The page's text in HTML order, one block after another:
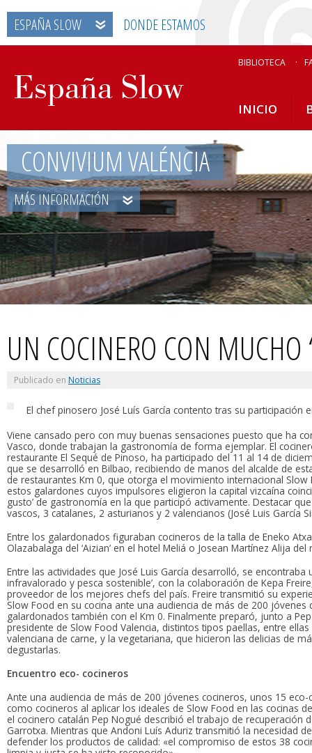
ESPAÑA SLOW DONDE ESTAMOS
BIBLIOTECA
INICIO
CONVIVIUM VALÉNCIA
MÁS INFORMACIÓN
UN COCINERO CON MUCHO
Publicado en Noticias
El chef pinosero José Luís García contento tras su participación
Viene cansado pero con muy buenas sensaciones puesto que ha
Vasco, donde trabajan la gastronomía de forma ejemplar. El
restaurante El Sequé de Pinoso, ha participado del 11 al 14 de
que se desarrolló en Bilbao, recibiendo de manos del alcalde de
de restaurantes Km 0, que otorga el movimiento internacional
estos galardones cuyos impulsores eligieron la capital vizcaína
gusto’ de gastronomía en la que participó activamente. Destacar
vascos, 3 catalanes, 2 asturianos y 2 valencianos (José Luis García
Entre los galardonados figuraban cocineros de la talla de Eneko Atxa
Olazabalaga del ‘Aizian’ en el hotel Meliá o Josean Martínez Alija
Entre las actividades que José Luis García desarrolló, se encontraba
infravalorado y pesca sostenible’, con la colaboración de Kepa
proveedor de los mejores chefs del país. Freire transmitió su
Slow Food en su cocina ante una audiencia de más de 200
galardonados también con el Km 0. Finalmente preparó, junto a Pep
presidente de Slow Food Valencia, distintos tipos paellas, entre ellas
valenciana de carne, y la vegetariana, que hicieron las delicias de
degustarlas.
Encuentro eco- cocineros
Ante una audiencia de más de 200 jóvenes cocineros, unos 15
como cocineros al aplicar los ideales de Slow Food en las cocinas
el cocinero catalán Pep Nogué describió el trabajo de recuperación
Garrotxa. Mientras que Andoni Luís Aduriz transmitió la necesidad
defender los productos de calidad: «el compromiso de estos 38